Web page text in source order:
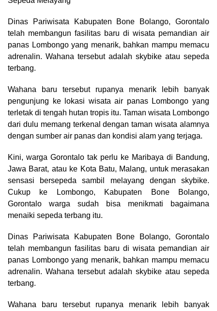
Dinas Pariwisata Kabupaten Bone Bolango, Gorontalo
telah membangun fasilitas baru di wisata pemandian air
panas Lombongo yang menarik, bahkan mampu memacu
adrenalin. Wahana tersebut adalah skybike atau sepeda
terbang.
Wahana baru tersebut rupanya menarik lebih banyak
pengunjung ke lokasi wisata air panas Lombongo yang
terletak di tengah hutan tropis itu. Taman wisata Lombongo
dari dulu memang terkenal dengan taman wisata alamnya
dengan sumber air panas dan kondisi alam yang terjaga.
Kini, warga Gorontalo tak perlu ke Maribaya di Bandung,
Jawa Barat, atau ke Kota Batu, Malang, untuk merasakan
sensasi bersepeda sambil melayang dengan skybike.
Cukup ke Lombongo, Kabupaten Bone Bolango,
Gorontalo warga sudah bisa menikmati bagaimana
menaiki sepeda terbang itu.
Dinas Pariwisata Kabupaten Bone Bolango, Gorontalo
telah membangun fasilitas baru di wisata pemandian air
panas Lombongo yang menarik, bahkan mampu memacu
adrenalin. Wahana tersebut adalah skybike atau sepeda
terbang.
Wahana baru tersebut rupanya menarik lebih banyak